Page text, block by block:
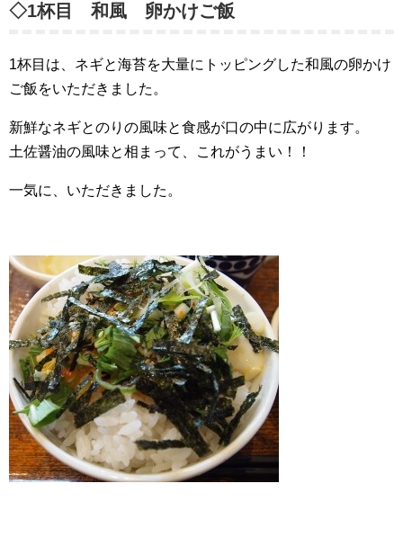
◇1杯目 和風 卵かけご飯
1杯目は、ネギと海苔を大量にトッピングした和風の卵かけ
ご飯をいただきました。
新鮮なネギとのりの風味と食感が口の中に広がります。
土佐醤油の風味と相まって、これがうまい！！
一気に、いただきました。